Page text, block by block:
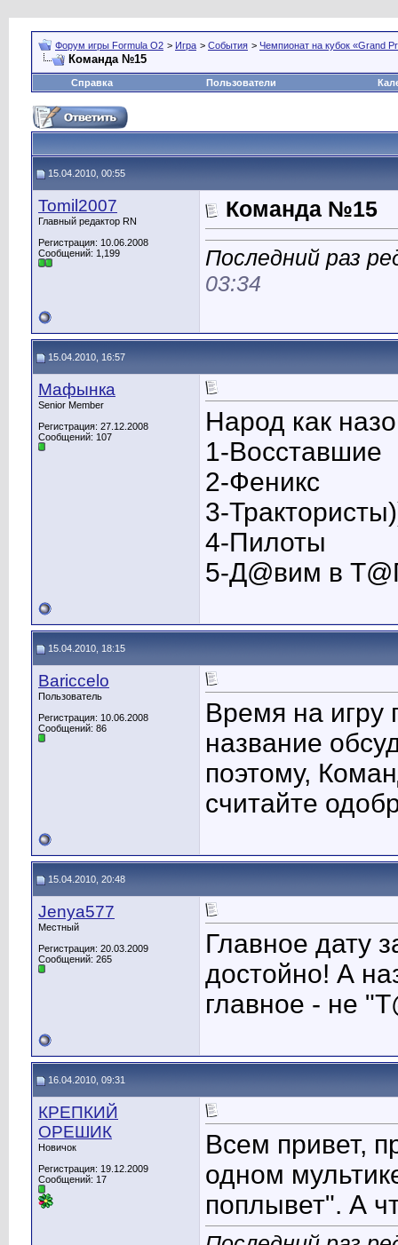
Форум игры Formula O2 > Игра > События > Чемпионат на кубок «Grand
Команда №15
Справка Пользователи
15.04.2010, 00:55
Tomil2007
Главный редактор RN
Регистрация: 10.06.2008
Сообщений: 1,199
Команда №15
Последний раз
03:34
15.04.2010, 16:57
Мафынка
Senior Member
Регистрация: 27.12.2008
Сообщений: 107
Народ как
1-Восставшие
2-Феникс
3-
4-Пилоты
5-Д@вим в
15.04.2010, 18:15
Bariccelo
Пользователь
Регистрация: 10.06.2008
Сообщений: 86
Время на игру
название
поэтому,
считайте
15.04.2010, 20:48
Jenya577
Местный
Регистрация: 20.03.2009
Сообщений: 265
Главное дату
достойно! А
главное - не
16.04.2010, 09:31
КРЕПКИЙ
ОРЕШИК
Новичок
Регистрация: 19.12.2009
Сообщений: 17
Всем привет,
одном
поплывет". А